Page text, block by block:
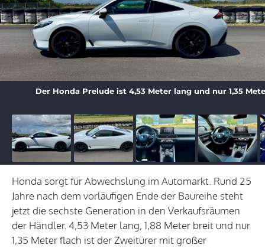
Der Honda Prelude ist 4,53 Meter lang und nur 1,35
Honda sorgt für Abwechslung im Automarkt. Rund 25
Jahre nach dem vorläufigen Ende der Baureihe steht
jetzt die sechste Generation in den Verkaufsräumen
der Händler. 4,53 Meter lang, 1,88 Meter breit und nur
1,35 Meter flach ist der Zweitürer mit großer